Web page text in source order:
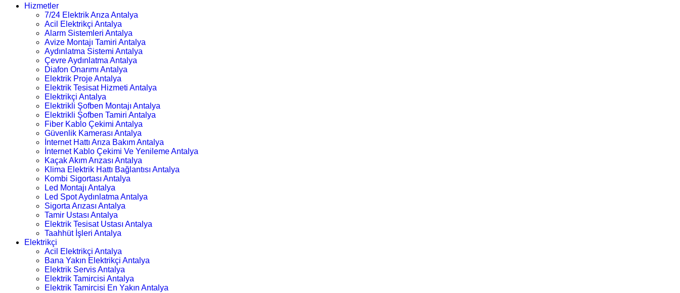
Hizmetler
7/24 Elektrik Arıza Antalya
Acil Elektrikçi Antalya
Alarm Sistemleri Antalya
Avize Montajı Tamiri Antalya
Aydınlatma Sistemi Antalya
Çevre Aydınlatma Antalya
Diafon Onarımı Antalya
Elektrik Proje Antalya
Elektrik Tesisat Hizmeti Antalya
Elektrikçi Antalya
Elektrikli Şofben Montajı Antalya
Elektrikli Şofben Tamiri Antalya
Fiber Kablo Çekimi Antalya
Güvenlik Kamerası Antalya
İnternet Hattı Arıza Bakım Antalya
İnternet Kablo Çekimi Ve Yenileme Antalya
Kaçak Akım Arızası Antalya
Klima Elektrik Hattı Bağlantısı Antalya
Kombi Sigortası Antalya
Led Montajı Antalya
Led Spot Aydınlatma Antalya
Sigorta Arızası Antalya
Tamir Ustası Antalya
Elektrik Tesisat Ustası Antalya
Taahhüt İşleri Antalya
Elektrikçi
Acil Elektrikçi Antalya
Bana Yakın Elektrikçi Antalya
Elektrik Servis Antalya
Elektrik Tamircisi Antalya
Elektrik Tamircisi En Yakın Antalya